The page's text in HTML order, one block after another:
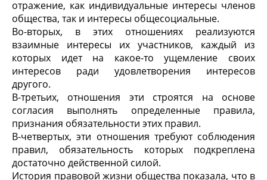
отражение, как индивидуальные интересы членов
общества, так и интересы общесоциальные.
Во-вторых, в этих отношениях реализуются
взаимные интересы их участников, каждый из
которых идет на какое-то ущемление своих
интересов ради удовлетворения интересов
другого.
В-третьих, отношения эти строятся на основе
согласия выполнять определенные правила,
признания обязательности этих правил.
В-четвертых, эти отношения требуют соблюдения
правил, обязательность которых подкреплена
достаточно действенной силой.
История правовой жизни общества показала, что в